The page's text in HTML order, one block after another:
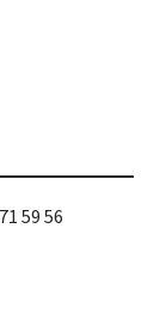
59 56